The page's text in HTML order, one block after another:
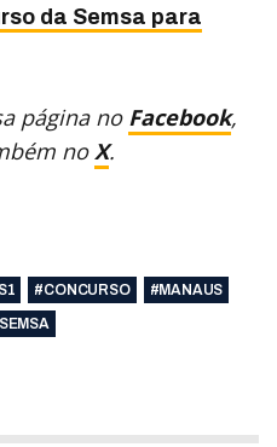
da Semsa para
página no Facebook,
noX.
#CONCURSO
#MANAUS